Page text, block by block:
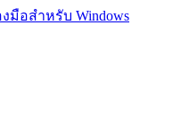
มือสำหรับ Windows